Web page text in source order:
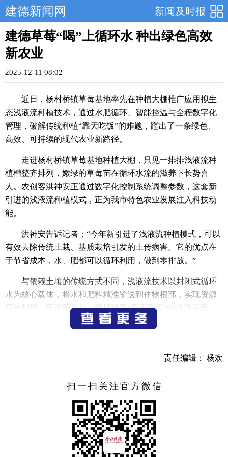
新闻及时报
建德新闻网
建德草莓“喝”上循环水 种出绿色高效
新农业
2025-12-11 08:02
近日，杨村桥镇草莓基地率先在种植大棚推广应用拟生
态浅液流种植技术，通过水肥循环、智能控温与全程数字化
管理，破解传统种植“靠天吃饭”的难题，蹚出了一条绿色、
高效、可持续的现代农业新路径。
走进杨村桥镇草莓基地种植大棚，只见一排排浅液流种
植槽整齐排列，嫩绿的草莓苗在循环水流的滋养下长势喜
人。农创客洪神安正通过数字化控制系统调整参数，这套新
引进的浅液流种植模式，正为我市特色农业发展注入科技动
能。
洪神安告诉记者：“今年新引进了浅液流种植模式，可以
有效去除传统土栽、基质栽培引发的土传病害。它的优点在
于节省成本，水、肥都可以循环利用，做到零排放。”
与依赖土壤的传统方式不同，浅液流技术以封闭式循环
水为核心载体，将水和肥料精准输送到作物根部，实现资源
高效利用。更重要的是，它打破了“靠天吃饭”的被动局面
——通过数字模型，系统可实时调控灌溉量、水温等关键参
面对冬季低温天气，这项技术的优势尤为凸显。传统土
稳定控制在20至25摄氏度之间，有效保护根系，促进植株健
吃饭，现在通过浅液流技术，可以实现数字化管理，生产过
程更加可控，整体也实现降本增效。”洪神安说道。
据了解，杨村桥镇作为全国首个将浅液流技术推向实践
责任编辑： 杨欢
扫一扫关注官方微信